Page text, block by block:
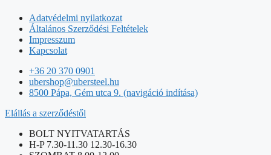
Adatvédelmi nyilatkozat
Általános Szerződési Feltételek
Impresszum
Kapcsolat
+36 20 370 0901
ubershop@ubersteel.hu
8500 Pápa, Gém utca 9. (navigáció indítása)
Elállás a szerződéstől
BOLT NYITVATARTÁS
H-P 7.30-11.30 12.30-16.30